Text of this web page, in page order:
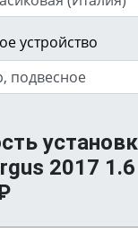
устройство
2017